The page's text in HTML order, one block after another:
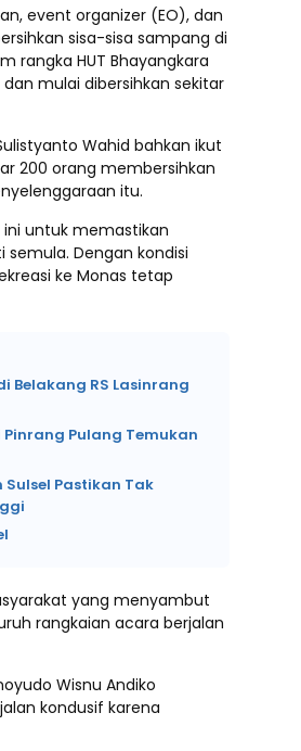
event organizer (EO), dan
sisa-sisa sampang di
rangka HUT Bhayangkara
mulai dibersihkan sekitar
Wahid bahkan ikut
200 orang membersihkan
itu.
ini untuk memastikan
semula. Dengan kondisi
ke Monas tetap
Belakang RS Lasinrang
Pulang Temukan
Pastikan Tak
yang menyambut
rangkaian acara berjalan
Wisnu Andiko
kondusif karena